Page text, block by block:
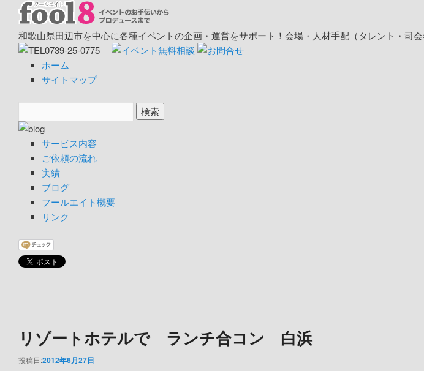
和歌山県田辺市を中心に各種イベントの企画・運営をサポート！会場・人材手配（タレント・司
ホーム
サイトマップ
サービス内容
ご依頼の流れ
実績
ブログ
フールエイト概要
リンク
リゾートホテルで ランチ合コン 白浜
投稿日:2012年6月27日